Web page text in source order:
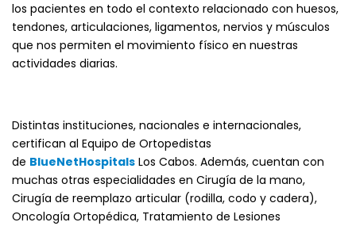
los pacientes en todo el contexto relacionado con huesos,
tendones, articulaciones, ligamentos, nervios y músculos
que nos permiten el movimiento físico en nuestras
actividades diarias.
Distintas instituciones, nacionales e internacionales,
certifican al Equipo de Ortopedistas
de BlueNetHospitals Los Cabos. Además, cuentan con
muchas otras especialidades en Cirugía de la mano,
Cirugía de reemplazo articular (rodilla, codo y cadera),
Oncología Ortopédica, Tratamiento de Lesiones